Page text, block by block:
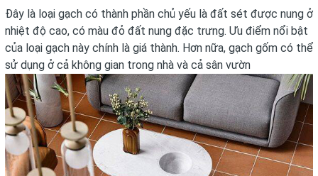
Đây là loại gạch có thành phần chủ yếu là đất sét được nung ở
nhiệt độ cao, có màu đỏ đất nung đặc trưng. Ưu điểm nổi bật
của loại gạch này chính là giá thành. Hơn nữa, gạch gốm có thể
sử dụng ở cả không gian trong nhà và cả sân vườn